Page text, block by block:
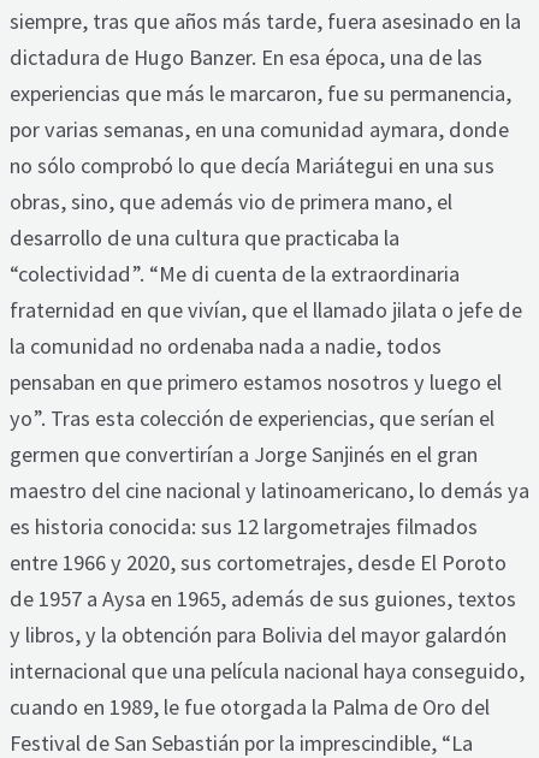
siempre, tras que años más tarde, fuera asesinado en la
dictadura de Hugo Banzer. En esa época, una de las
experiencias que más le marcaron, fue su permanencia,
por varias semanas, en una comunidad aymara, donde
no sólo comprobó lo que decía Mariátegui en una sus
obras, sino, que además vio de primera mano, el
desarrollo de una cultura que practicaba la
“colectividad”. “Me di cuenta de la extraordinaria
fraternidad en que vivían, que el llamado jilata o jefe de
la comunidad no ordenaba nada a nadie, todos
pensaban en que primero estamos nosotros y luego el
yo”. Tras esta colección de experiencias, que serían el
germen que convertirían a Jorge Sanjinés en el gran
maestro del cine nacional y latinoamericano, lo demás ya
es historia conocida: sus 12 largometrajes filmados
entre 1966 y 2020, sus cortometrajes, desde El Poroto
de 1957 a Aysa en 1965, además de sus guiones, textos
y libros, y la obtención para Bolivia del mayor galardón
internacional que una película nacional haya conseguido,
cuando en 1989, le fue otorgada la Palma de Oro del
Festival de San Sebastián por la imprescindible, “La